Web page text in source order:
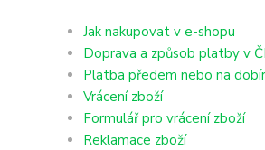
Jak nakupovat v e-shopu
Doprava a způsob platby v
Platba předem nebo na
Vrácení zboží
Formulář pro vrácení zboží
Reklamace zboží